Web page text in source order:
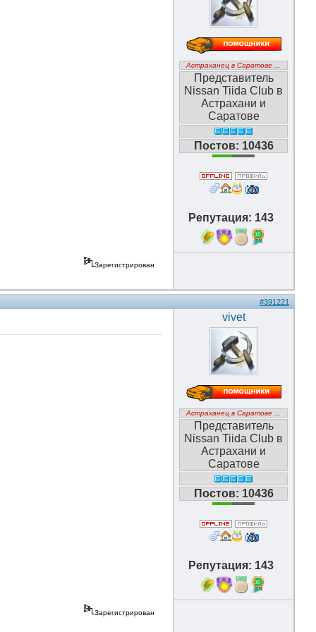
Астраханец в Саратове ...
Представитель
Nissan Tiida Club в
Астрахани и
Саратове
Постов: 10436
Репутация: 143
10
Зарегистрирован
#391221
vivet
Астраханец в Саратове ...
Представитель
Nissan Tiida Club в
Астрахани и
Саратове
Постов: 10436
Репутация: 143
10
Зарегистрирован